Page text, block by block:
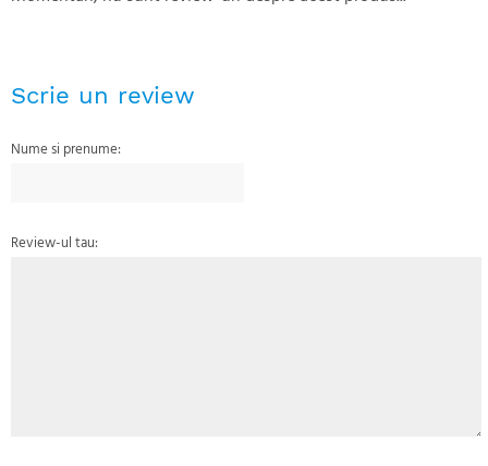
Scrie un review
Nume si prenume:
Review-ul tau: